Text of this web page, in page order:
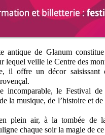
de Glanum constitue
lequel veille le Centre des
il offre un décor saisissant
incomparable, le Festival
la musique, de l’histoire et
plein air, à la tombée de
chaque soir la magie de